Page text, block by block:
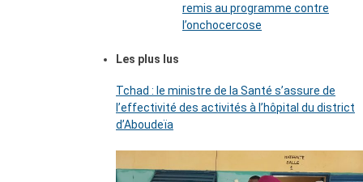
remis au programme contre
l’onchocercose
Les plus lus
Tchad : le ministre de la Santé s’assure de
l’effectivité des activités à l’hôpital du district
d’Aboudeïa